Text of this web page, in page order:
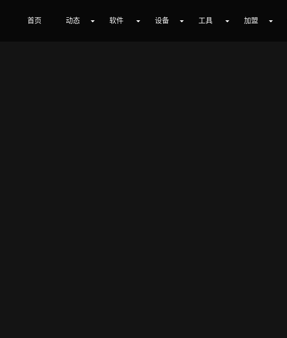
首页 动态 软件 设备 工具 加盟